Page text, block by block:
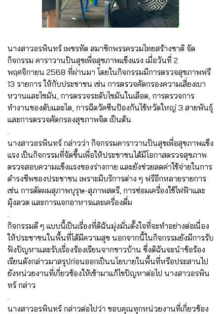
นางสาวอรพินทร์ เพชรทัต สมาชิกพรรครวมไทยสร้างชาติ จัด
กิจกรรม คาราวานปันสุขเพื่อสุขภาพแข็งแรง เมื่อวันที่ 2
พฤศจิกายน 2568 ที่ผ่านมา โดยในกิจกรรมมีการตรวจสุขภาพฟรี
13 รายการ ให้กับประชาชน เช่น การตรวจคัดกรองความเสี่ยงเบา
หวานและไขมัน, การตรวจระดับไขมันในเลือด, การตรวจการ
ทำงานของตับและไต, การฉีดวัคซีนป้องกันไข้หวัดใหญ่ 3 สายพันธุ์
และการตรวจคัดกรองสุขภาพจิต เป็นต้น
.
นางสาวอรพินทร์ กล่าวว่า กิจกรรมคาราวานปันสุขเพื่อสุขภาพแข็ง
แรง เป็นกิจกรรมที่จัดขึ้นเพื่อให้ประชาชนได้มีโอกาสตรวจสุขภาพ
ตรวจสอบความแข็งแรงของร่างกาย และยังช่วยลดค่าใช้จ่ายในการ
ดำรงชีพของประชาชน เพราะมีบริการต่าง ๆ ฟรีอีกหลายรายการ
เช่น การตัดผมสุภาพบุรุษ-สุภาพสตรี, การซ่อมเครื่องใช้ไฟฟ้าและ
มุ้งลวด และการแจกอาหารและเครื่องดื่ม
.
กิจกรรมดี ๆ แบบนี้เป็นเรื่องที่ดิฉันมุ่งมั่นตั้งใจที่จะทำอย่างต่อเนื่อง
ให้ประชาชนในพื้นที่ได้มีความสุข นอกจากนี้ในกิจกรรมยังมีการรับ
ฟังปัญหาและรับเรื่องร้องเรียนจากชาวบ้าน ซึ่งดิฉันจะนำข้อร้อง
เรียนดังกล่าวมาสรุปก่อนออกเป็นนโยบายในพื้นที่หรือประสานไป
ยังหน่วยงานที่เกี่ยวข้องให้เข้ามาแก้ไขปัญหาต่อไป นางสาวอรพิน
ทร์ กล่าว
.
นางสาวอรพินทร์ กล่าวต่อไปว่า ขอบคุณทุกหน่วยงานที่เกี่ยวข้อง